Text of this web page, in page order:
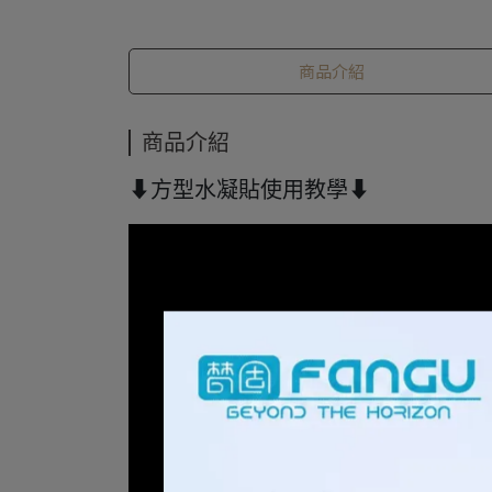
商品介紹
商品介紹
⬇方型水凝貼使用教學⬇